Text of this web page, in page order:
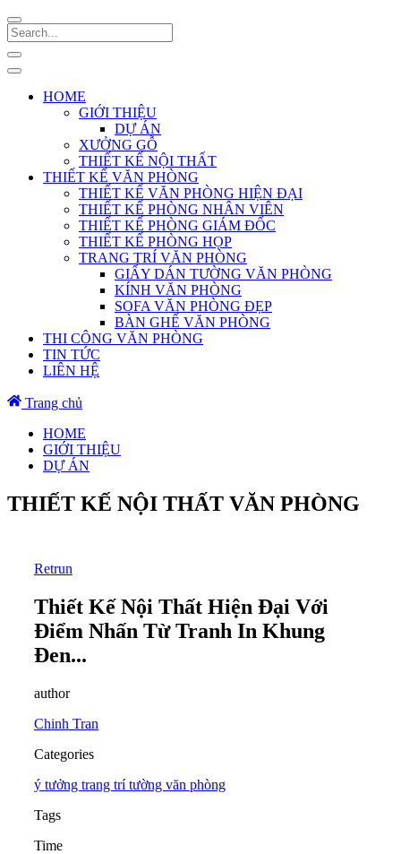
HOME
GIỚI THIỆU
DỰ ÁN
XƯỞNG GỖ
THIẾT KẾ NỘI THẤT
THIẾT KẾ VĂN PHÒNG
THIẾT KẾ VĂN PHÒNG HIỆN ĐẠI
THIẾT KẾ PHÒNG NHÂN VIÊN
THIẾT KẾ PHÒNG GIÁM ĐỐC
THIẾT KẾ PHÒNG HỌP
TRANG TRÍ VĂN PHÒNG
GIẤY DÁN TƯỜNG VĂN PHÒNG
KÍNH VĂN PHÒNG
SOFA VĂN PHÒNG ĐẸP
BÀN GHẾ VĂN PHÒNG
THI CÔNG VĂN PHÒNG
TIN TỨC
LIÊN HỆ
Trang chủ
HOME
GIỚI THIỆU
DỰ ÁN
THIẾT KẾ NỘI THẤT VĂN PHÒNG
Retrun
Thiết Kế Nội Thất Hiện Đại Với
Điểm Nhấn Từ Tranh In Khung
Đen...
author
Chinh Tran
Categories
ý tưởng trang trí tường văn phòng
Tags
Time